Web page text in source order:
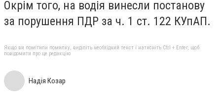
Окрім того, на водія винесли постанову
за порушення ПДР за ч. 1 ст. 122 КУпАП.
Якщо ви помітили помилку, виділіть необхідний текст і натисніть Ctrl + Enter, щоб
повідомити про це редакцію
Надія Козар